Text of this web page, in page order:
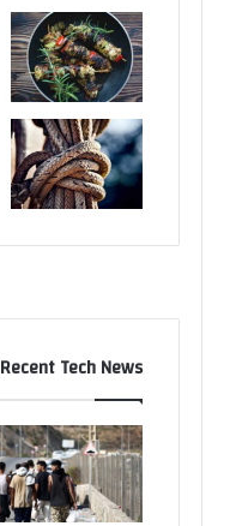
Recent Tech News